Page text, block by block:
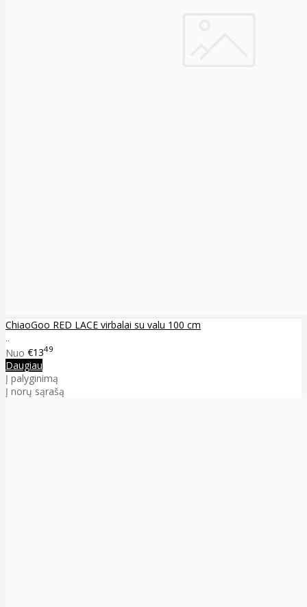
ChiaoGoo RED LACE virbalai su valu 100 cm
..
Nuo €1349
Daugiau
Į palyginimą
Į norų sąrašą